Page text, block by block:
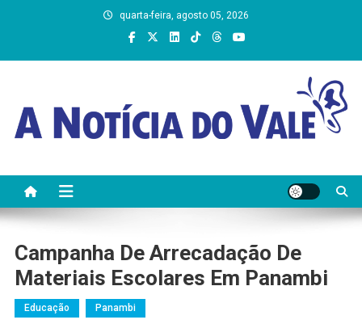
quarta-feira, agosto 05, 2026
Campanha De Arrecadação De
Materiais Escolares Em Panambi
Educação Panambi